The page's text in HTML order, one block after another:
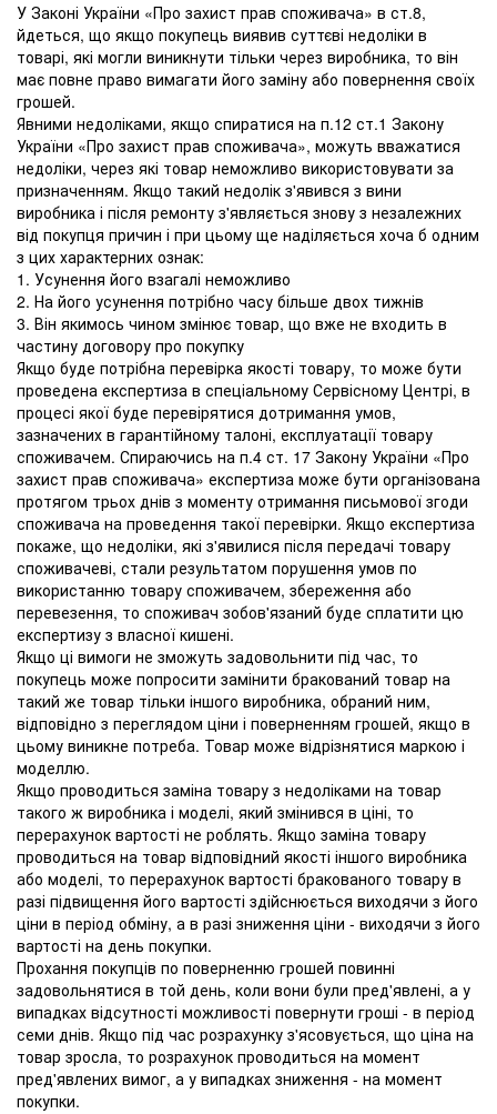
У Законі України «Про захист прав споживача» в ст.8,
йдеться, що якщо покупець виявив суттєві недоліки в
товарі, які могли виникнути тільки через виробника, то він
має повне право вимагати його заміну або повернення своїх
грошей.
Явними недоліками, якщо спиратися на п.12 ст.1 Закону
України «Про захист прав споживача», можуть вважатися
недоліки, через які товар неможливо використовувати за
призначенням. Якщо такий недолік з'явився з вини
виробника і після ремонту з'являється знову з незалежних
від покупця причин і при цьому ще наділяється хоча б одним
з цих характерних ознак:
1. Усунення його взагалі неможливо
2. На його усунення потрібно часу більше двох тижнів
3. Він якимось чином змінює товар, що вже не входить в
частину договору про покупку
Якщо буде потрібна перевірка якості товару, то може бути
проведена експертиза в спеціальному Сервісному Центрі, в
процесі якої буде перевірятися дотримання умов,
зазначених в гарантійному талоні, експлуатації товару
споживачем. Спираючись на п.4 ст. 17 Закону України «Про
захист прав споживача» експертиза може бути організована
протягом трьох днів з моменту отримання письмової згоди
споживача на проведення такої перевірки. Якщо експертиза
покаже, що недоліки, які з'явилися після передачі товару
споживачеві, стали результатом порушення умов по
використанню товару споживачем, збереження або
перевезення, то споживач зобов'язаний буде сплатити цю
експертизу з власної кишені.
Якщо ці вимоги не зможуть задовольнити під час, то
покупець може попросити замінити бракований товар на
такий же товар тільки іншого виробника, обраний ним,
відповідно з переглядом ціни і поверненням грошей, якщо в
цьому виникне потреба. Товар може відрізнятися маркою і
моделлю.
Якщо проводиться заміна товару з недоліками на товар
такого ж виробника і моделі, який змінився в ціні, то
перерахунок вартості не роблять. Якщо заміна товару
проводиться на товар відповідний якості іншого виробника
або моделі, то перерахунок вартості бракованого товару в
разі підвищення його вартості здійснюється виходячи з його
ціни в період обміну, а в разі зниження ціни - виходячи з його
вартості на день покупки.
Прохання покупців по поверненню грошей повинні
задовольнятися в той день, коли вони були пред'явлені, а у
випадках відсутності можливості повернути гроші - в період
семи днів. Якщо під час розрахунку з'ясовується, що ціна на
товар зросла, то розрахунок проводиться на момент
пред'явлених вимог, а у випадках зниження - на момент
покупки.